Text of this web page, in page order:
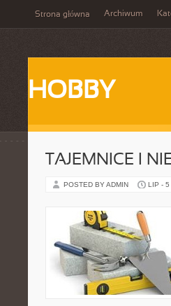
Strona główna Archiwum
HOBBY
TAJEMNICE I
POSTED BY ADMIN LIP - 5